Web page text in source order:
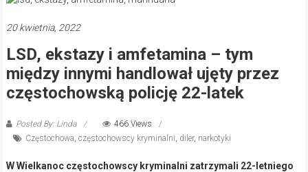
20 kwietnia, 2022
LSD, ekstazy i amfetamina – tym
między innymi handlował ujęty przez
częstochowską policję 22-latek
Posted By: Linda
466 Views
Częstochowa, częstochowscy kryminalni, diler, narkotyki
W Wielkanoc częstochowscy kryminalni zatrzymali 22-letniego